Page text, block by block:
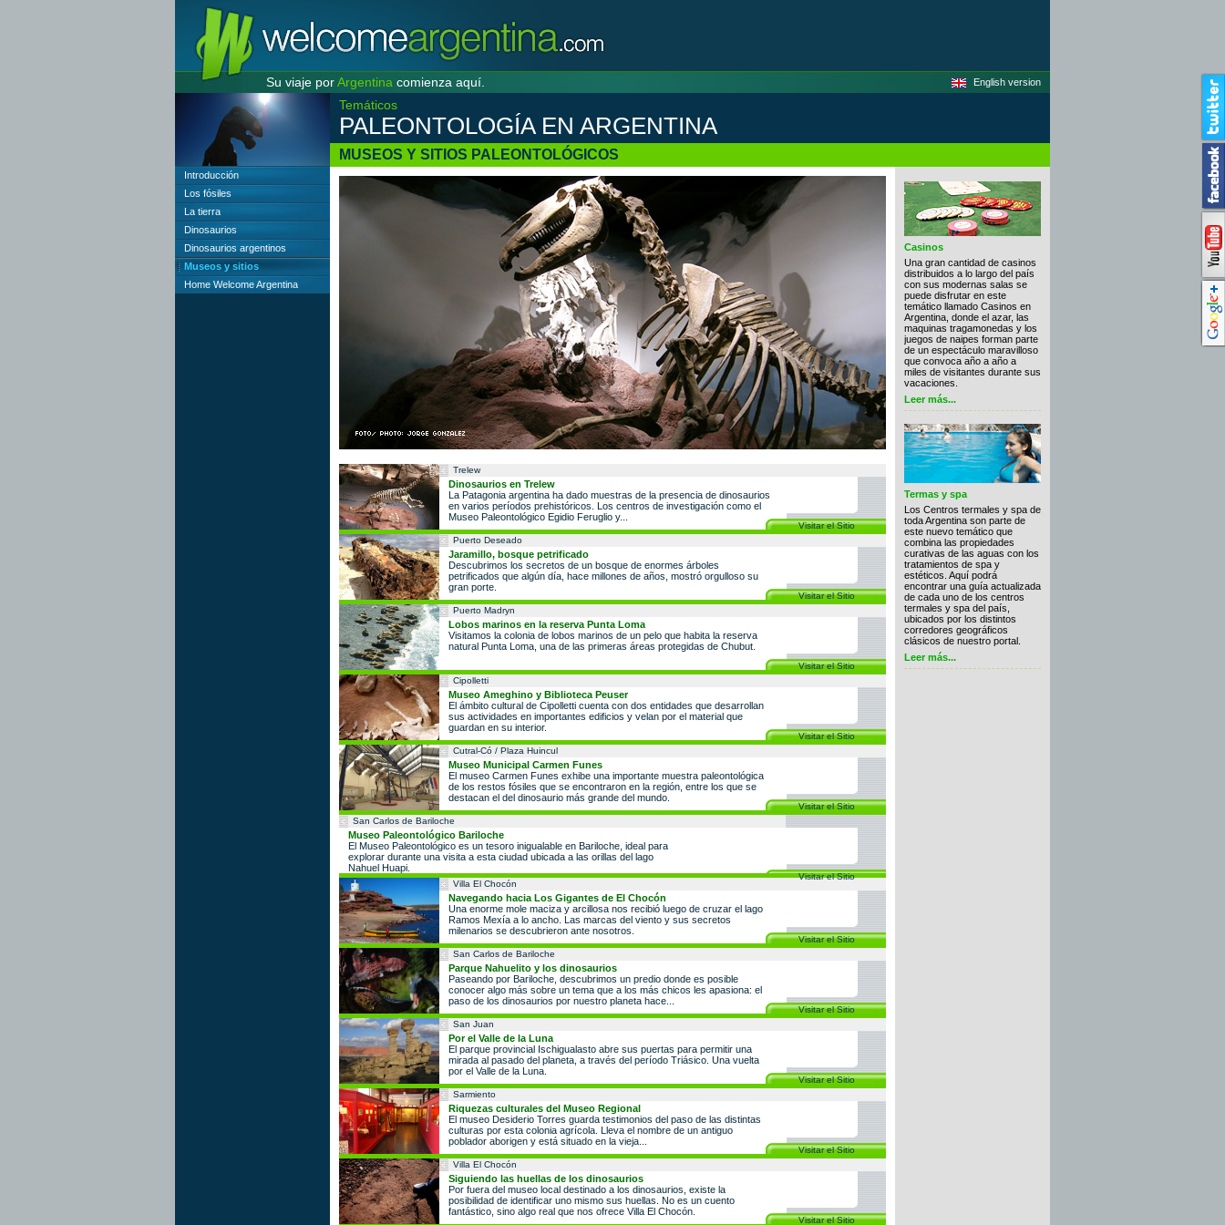
Su viaje porArgentina comienza aquí. English version
Temáticos
PALEONTOLOGÍA EN ARGENTINA
MUSEOS Y SITIOS PALEONTOLÓGICOS
Trelew
Visitar el Sitio
Dinosaurios en Trelew
La Patagonia argentina ha dado muestras de la presencia de dinosaurios
en varios períodos prehistóricos. Los centros de investigación como el
Museo Paleontológico Egidio Feruglio y...
Puerto Deseado
Visitar el Sitio
Jaramillo, bosque petrificado
Descubrimos los secretos de un bosque de enormes árboles
petrificados que algún día, hace millones de años, mostró orgulloso su
gran porte.
Puerto Madryn
Visitar el Sitio
Lobos marinos en la reserva Punta Loma
Visitamos la colonia de lobos marinos de un pelo que habita la reserva
natural Punta Loma, una de las primeras áreas protegidas de Chubut.
Cipolletti
Visitar el Sitio
Museo Ameghino y Biblioteca Peuser
El ámbito cultural de Cipolletti cuenta con dos entidades que desarrollan
sus actividades en importantes edificios y velan por el material que
guardan en su interior.
Cutral-Có / Plaza Huincul
Visitar el Sitio
Museo Municipal Carmen Funes
El museo Carmen Funes exhibe una importante muestra paleontológica
de los restos fósiles que se encontraron en la región, entre los que se
destacan el del dinosaurio más grande del mundo.
San Carlos de Bariloche
Visitar el Sitio
Museo Paleontológico Bariloche
El Museo Paleontológico es un tesoro inigualable en Bariloche, ideal para
explorar durante una visita a esta ciudad ubicada a las orillas del lago
Nahuel Huapi.
Villa El Chocón
Visitar el Sitio
Navegando hacia Los Gigantes de El Chocón
Una enorme mole maciza y arcillosa nos recibió luego de cruzar el lago
Ramos Mexía a lo ancho. Las marcas del viento y sus secretos
milenarios se descubrieron ante nosotros.
San Carlos de Bariloche
Visitar el Sitio
Parque Nahuelito y los dinosaurios
Paseando por Bariloche, descubrimos un predio donde es posible
conocer algo más sobre un tema que a los más chicos les apasiona: el
paso de los dinosaurios por nuestro planeta hace...
San Juan
Visitar el Sitio
Por el Valle de la Luna
El parque provincial Ischigualasto abre sus puertas para permitir una
mirada al pasado del planeta, a través del período Triásico. Una vuelta
por el Valle de la Luna.
Sarmiento
Visitar el Sitio
Riquezas culturales del Museo Regional
El museo Desiderio Torres guarda testimonios del paso de las distintas
culturas por esta colonia agrícola. Lleva el nombre de un antiguo
poblador aborigen y está situado en la vieja...
Villa El Chocón
Visitar el Sitio
Siguiendo las huellas de los dinosaurios
Por fuera del museo local destinado a los dinosaurios, existe la
posibilidad de identificar uno mismo sus huellas. No es un cuento
fantástico, sino algo real que nos ofrece Villa El Chocón.
Casinos
Una gran cantidad de casinos
distribuidos a lo largo del país
con sus modernas salas se
puede disfrutar en este
temático llamado Casinos en
Argentina, donde el azar, las
maquinas tragamonedas y los
juegos de naipes forman parte
de un espectáculo maravilloso
que convoca año a año a
miles de visitantes durante sus
vacaciones.
Leer más...
Termas y spa
Los Centros termales y spa de
toda Argentina son parte de
este nuevo temático que
combina las propiedades
curativas de las aguas con los
tratamientos de spa y
estéticos. Aquí podrá
encontrar una guía actualizada
de cada uno de los centros
termales y spa del país,
ubicados por los distintos
corredores geográficos
clásicos de nuestro portal.
Leer más...
Introducción
Los fósiles
La tierra
Dinosaurios
Dinosaurios argentinos
Museos y sitios
Home Welcome Argentina